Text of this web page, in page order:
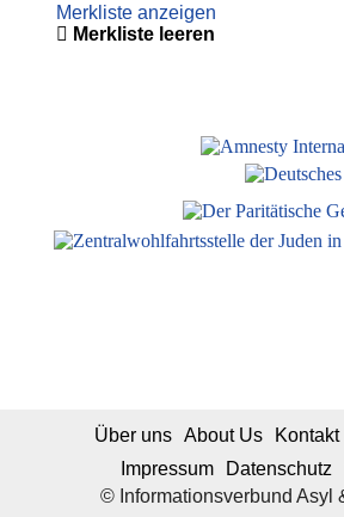
Merkliste anzeigen
Merkliste leeren
© Informationsverbund Asyl
Über uns About Us Kontakt
Impressum
Datenschutz